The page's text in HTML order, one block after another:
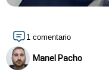
1 comentario
Manel Pacho